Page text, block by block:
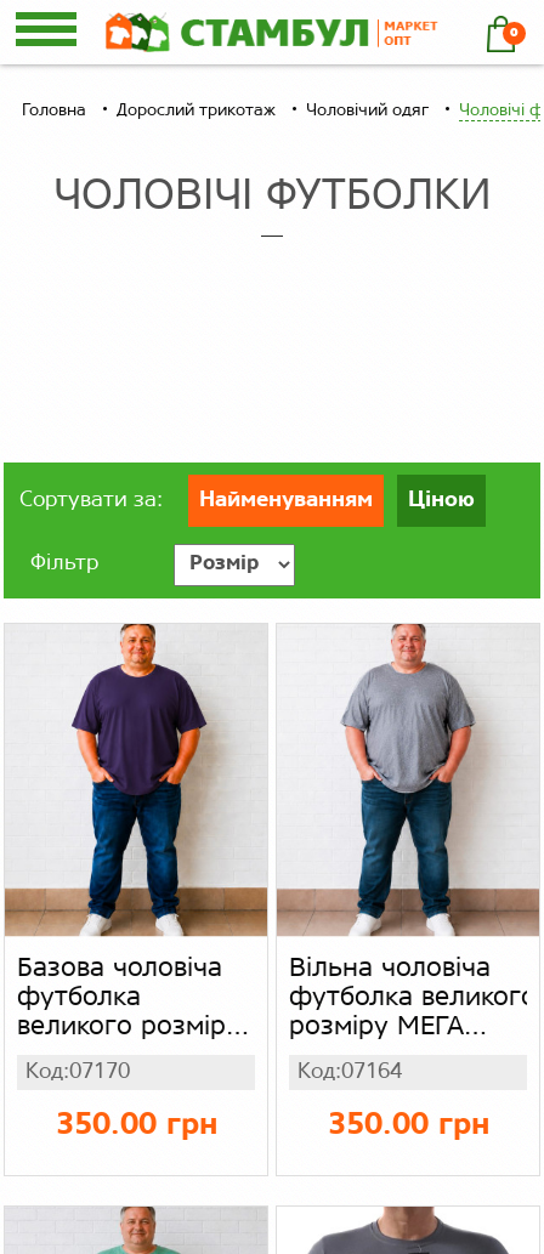
0
Головна Дорослий трикотаж Чоловічий одяг Чоловічі
ЧОЛОВІЧІ ФУТБОЛКИ
Сортувати за: Найменуванням Ціною
Фільтр
Базова чоловіча
футболка
великого розміру
МЕГА батал,
бавовняна
однотонна
футболка для
чоловіків, колір
темно синій -
чорнильний
Код:07170
350.00 грн
Вільна чоловіча
футболка великого
розміру МЕГА
батал,
трикотажна
чоловіча
футболка, колір
темно - сірий
меланж
Код:07164
350.00 грн